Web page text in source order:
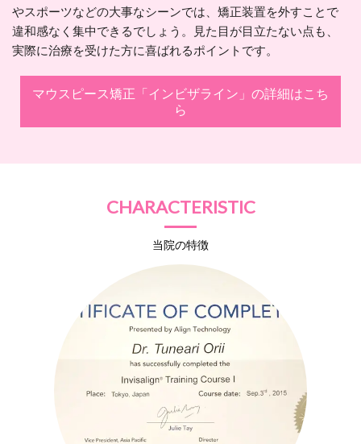
やスポーツなどの大事なシーンでは、矯正装置を外すことで
違和感なく集中できるでしょう。見た目が目立たない点も、
実際に治療を受けた方に喜ばれるポイントです。
マウスピース矯正 「インビザライン」の詳細はこち
ら
CHARACTERISTIC
当院の特徴